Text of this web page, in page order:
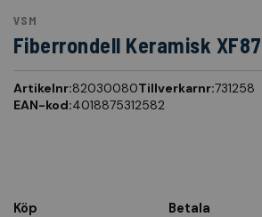
VSM
Fiberrondell Keramisk
Artikelnr:82030080Tillverkarnr:731258
EAN-kod:4018875312582
Köp Betala